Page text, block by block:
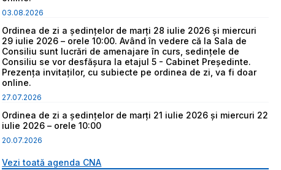
03.08.2026
Ordinea de zi a ședințelor de marți 28 iulie 2026 și miercuri
29 iulie 2026 – orele 10:00. Având în vedere că la Sala de
Consiliu sunt lucrări de amenajare în curs, sedințele de
Consiliu se vor desfășura la etajul 5 - Cabinet Președinte.
Prezența invitaților, cu subiecte pe ordinea de zi, va fi doar
online.
27.07.2026
Ordinea de zi a ședințelor de marți 21 iulie 2026 și miercuri 22
iulie 2026 – orele 10:00
20.07.2026
Vezi toată agenda CNA